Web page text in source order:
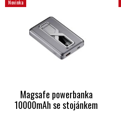
Novinka
Magsafe powerbanka
10000mAh se stojánkem